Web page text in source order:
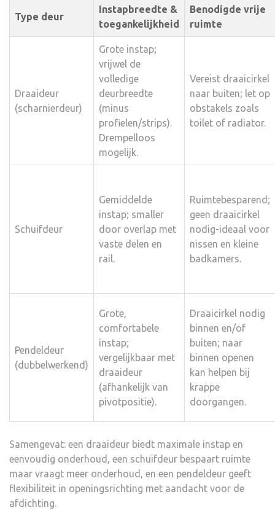
Type deur
Instapbreedte &
toegankelijkheid
Benodigde vrije
ruimte
Draaideur
(scharnierdeur)
Grote instap;
vrijwel de
volledige
deurbreedte
(minus
profielen/strips).
Drempelloos
mogelijk.
Vereist draaicirkel
naar buiten; let op
obstakels zoals
toilet of radiator.
Schuifdeur
Gemiddelde
instap; smaller
door overlap met
vaste delen en
rail.
Ruimtebesparend;
geen draaicirkel
nodig-ideaal voor
nissen en kleine
badkamers.
Pendeldeur
(dubbelwerkend)
Grote,
comfortabele
instap;
vergelijkbaar met
draaideur
(afhankelijk van
pivotpositie).
Draaicirkel nodig
binnen en/of
buiten; naar
binnen openen
kan helpen bij
krappe
doorgangen.
Samengevat: een draaideur biedt maximale instap en
eenvoudig onderhoud, een schuifdeur bespaart ruimte
maar vraagt meer onderhoud, en een pendeldeur geeft
flexibiliteit in openingsrichting met aandacht voor de
afdichting.